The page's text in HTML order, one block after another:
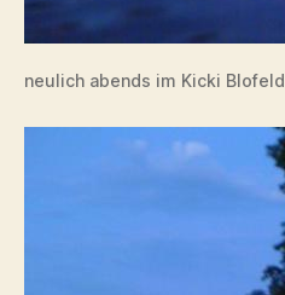
neulich abends im Kicki Blofeld